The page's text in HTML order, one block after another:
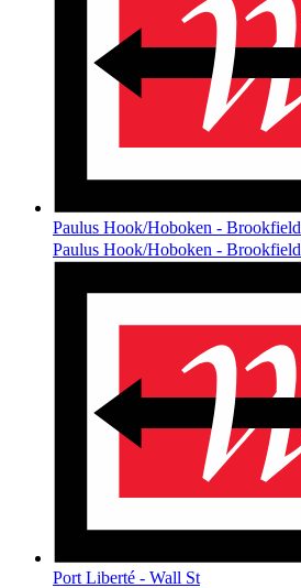
Paulus Hook/Hoboken - Brookfield
Paulus Hook/Hoboken - Brookfield
Port Liberté - Wall St